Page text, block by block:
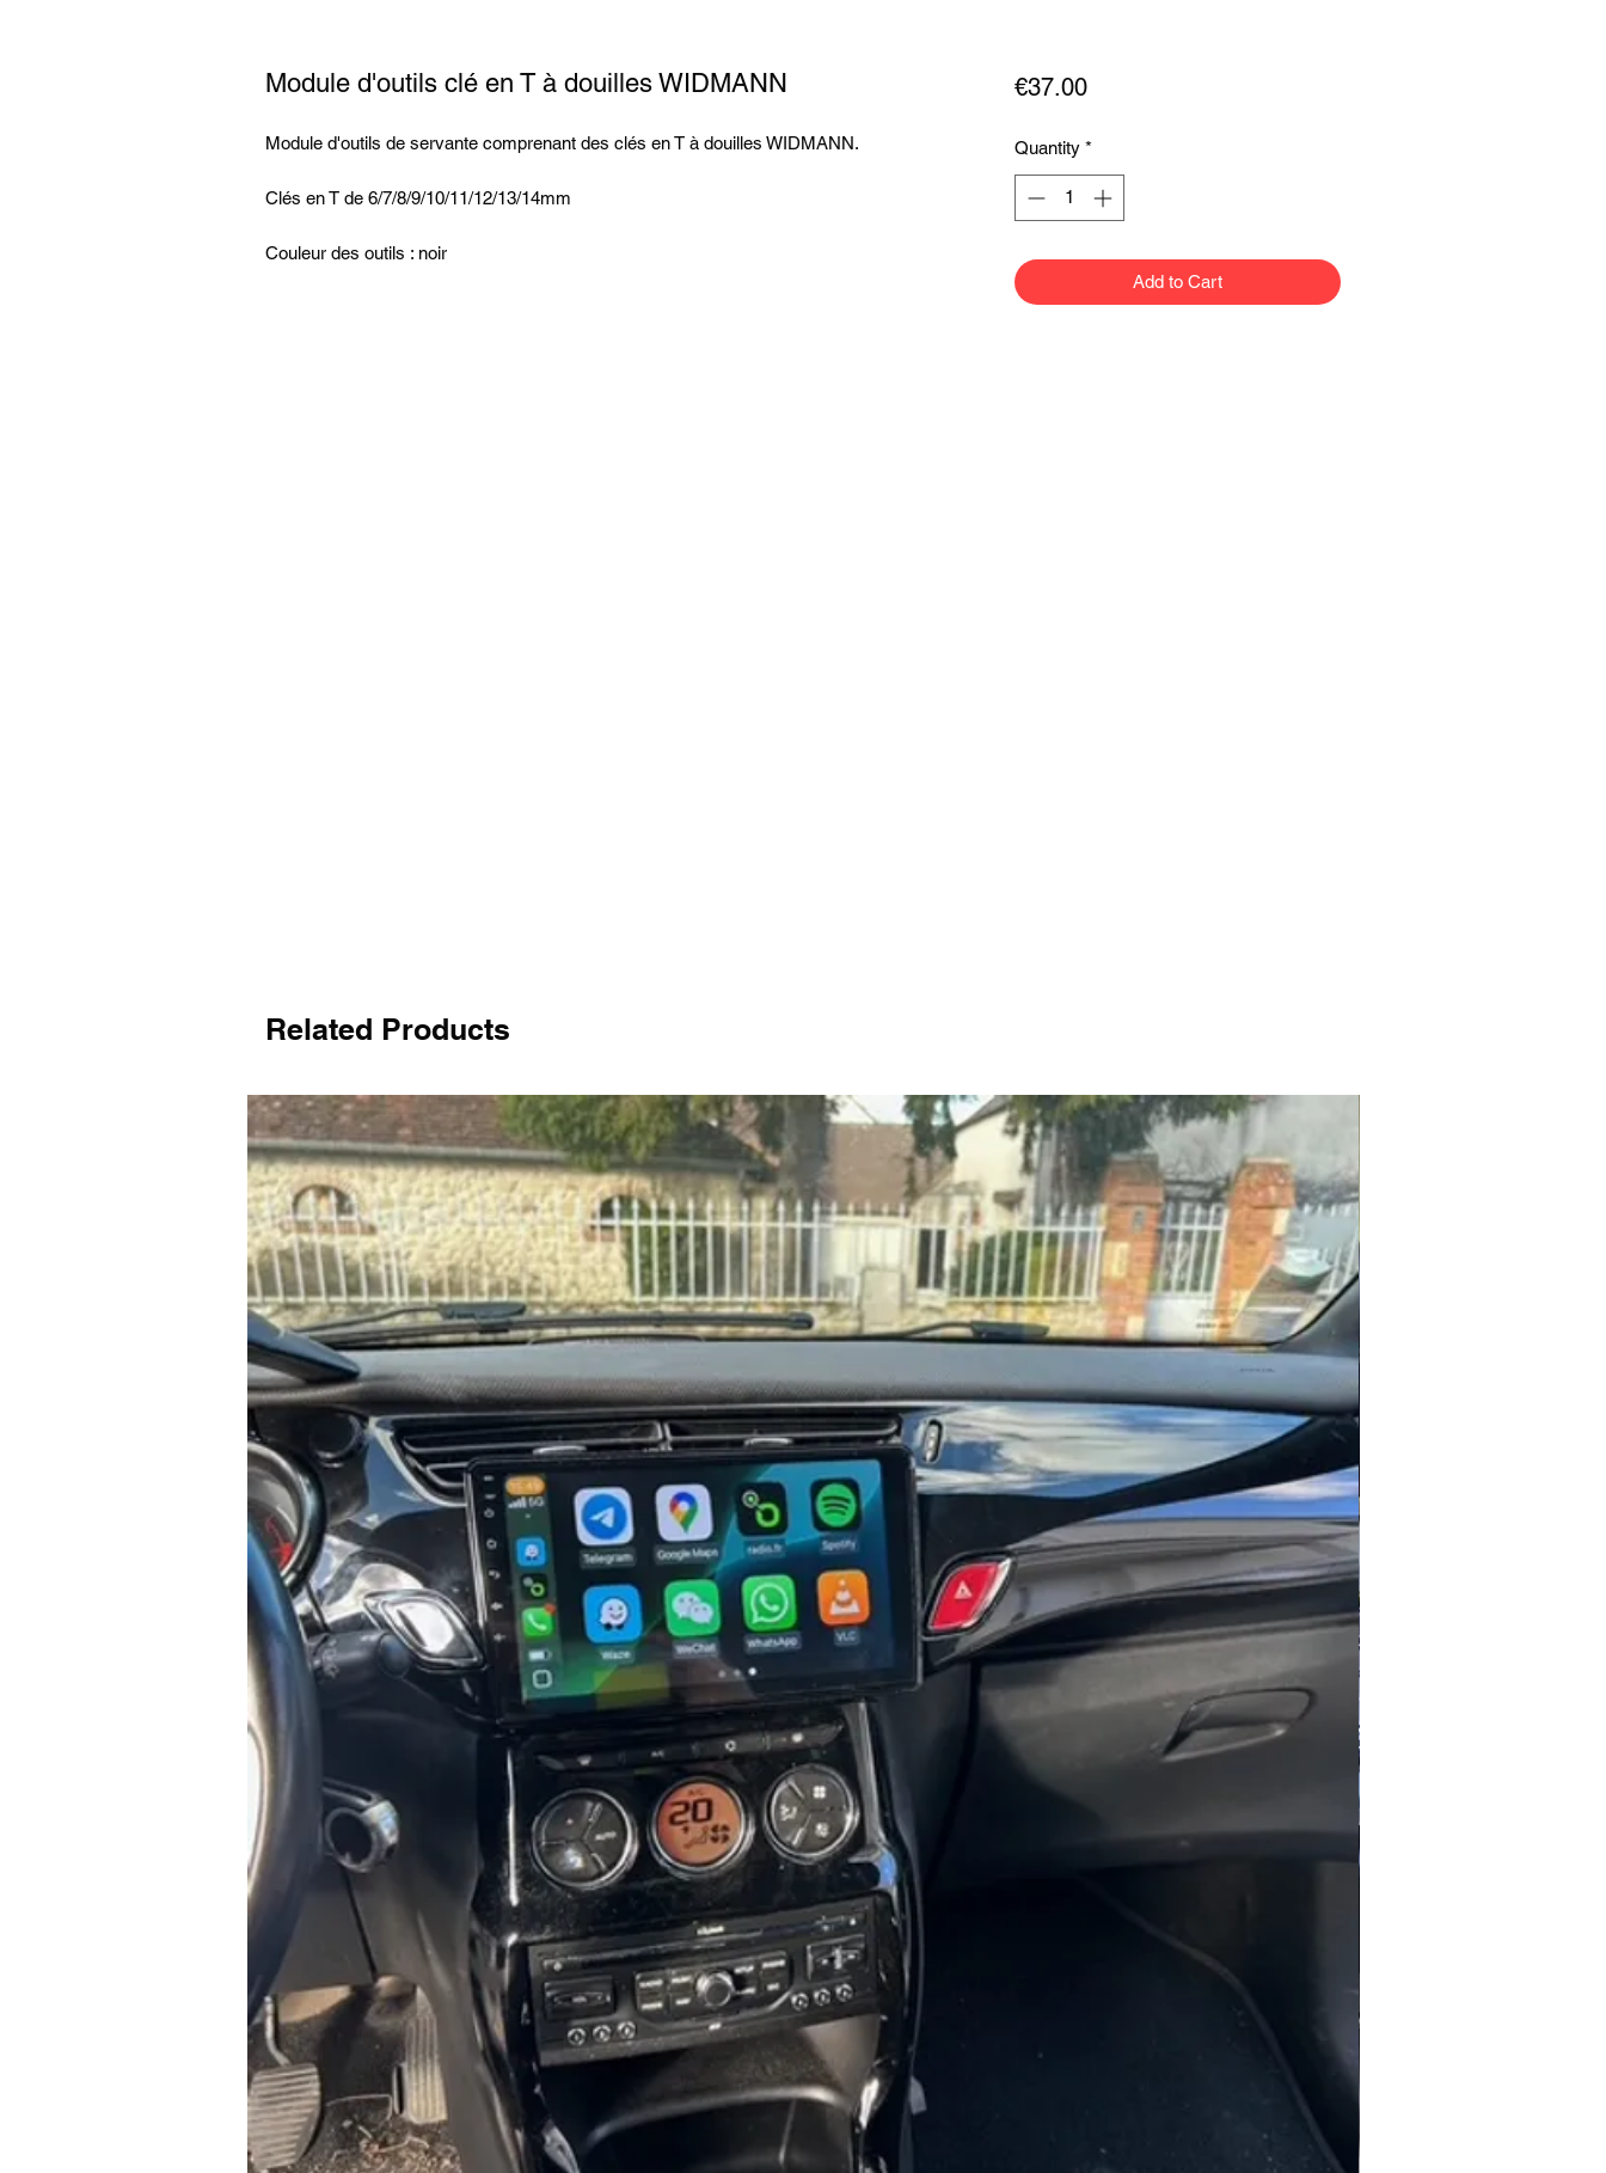
Module d'outils clé en T à douilles WIDMANN
Module d'outils de servante comprenant des clés en T à douilles WIDMANN.
Clés en T de 6/7/8/9/10/11/12/13/14mm
Couleur des outils : noir
€37.00Price
Quantity *
Add to Cart
Related Products